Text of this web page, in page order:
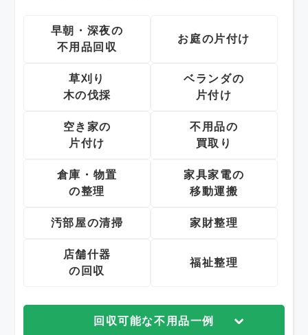
早朝・深夜の
不用品回収
お庭の片付け
草刈り
木の伐採
ベランダの
片付け
空き家の
片付け
不用品の
買取り
倉庫・物置
の整理
家具家電の
移動運搬
汚部屋の清掃 家財整理
店舗什器
の回収
福祉整理
回収可能な不用品一例